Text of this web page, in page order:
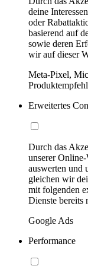
deine
oder
basierend auf
sowie deren
wir auf dieser
Meta-Pixel,
Erweitertes
Durch das
unserer
auswerten und
gleichen wir
mit folgenden
Dienste bereits
Google Ads
Performance